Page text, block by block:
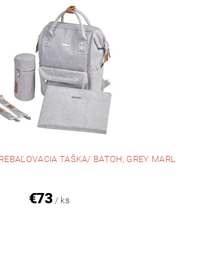
TAŠKA/ BATOH, GREY MARL
€73 / ks